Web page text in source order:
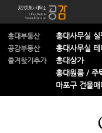
홍대부동산
공감부동산
즐겨찾기추가
홍대사무실 실
홍대사무실 테
홍대상가
홍대원룸 / 주
마포구 건물매